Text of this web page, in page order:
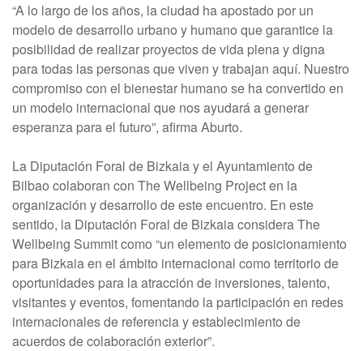
“A lo largo de los años, la ciudad ha apostado por un
modelo de desarrollo urbano y humano que garantice la
posibilidad de realizar proyectos de vida plena y digna
para todas las personas que viven y trabajan aquí. Nuestro
compromiso con el bienestar humano se ha convertido en
un modelo internacional que nos ayudará a generar
esperanza para el futuro”, afirma Aburto.
La Diputación Foral de Bizkaia y el Ayuntamiento de
Bilbao colaboran con The Wellbeing Project en la
organización y desarrollo de este encuentro. En este
sentido, la Diputación Foral de Bizkaia considera The
Wellbeing Summit como “un elemento de posicionamiento
para Bizkaia en el ámbito internacional como territorio de
oportunidades para la atracción de inversiones, talento,
visitantes y eventos, fomentando la participación en redes
internacionales de referencia y establecimiento de
acuerdos de colaboración exterior”.